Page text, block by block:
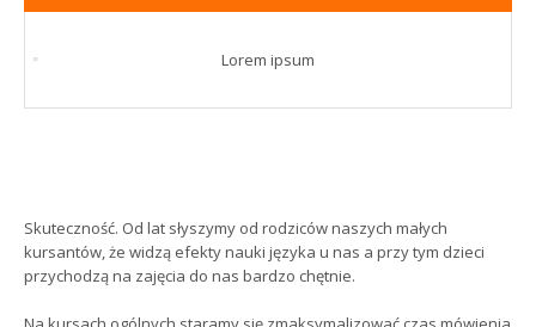
Lorem ipsum
Skuteczność. Od lat słyszymy od rodziców naszych małych
kursantów, że widzą efekty nauki języka u nas a przy tym dzieci
przychodzą na zajęcia do nas bardzo chętnie.